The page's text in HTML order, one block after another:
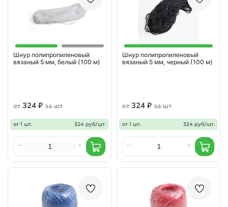
Шнур полипропиленовый
вязаный 5 мм, белый (100 м)
от 324 ₽ за шт
от 1 шт. 324 руб/шт.
Шнур полипропиленовый
вязаный 5 мм, черный (100 м)
от 324 ₽ за шт
от 1 шт. 324 руб/шт.